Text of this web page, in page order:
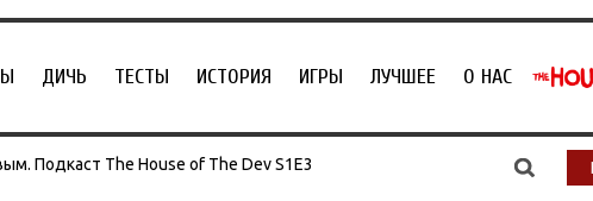
ДИЧЬ ТЕСТЫ ИСТОРИЯ ИГРЫ ЛУЧШЕЕ О НАС
Подкаст The House of The Dev S1E3